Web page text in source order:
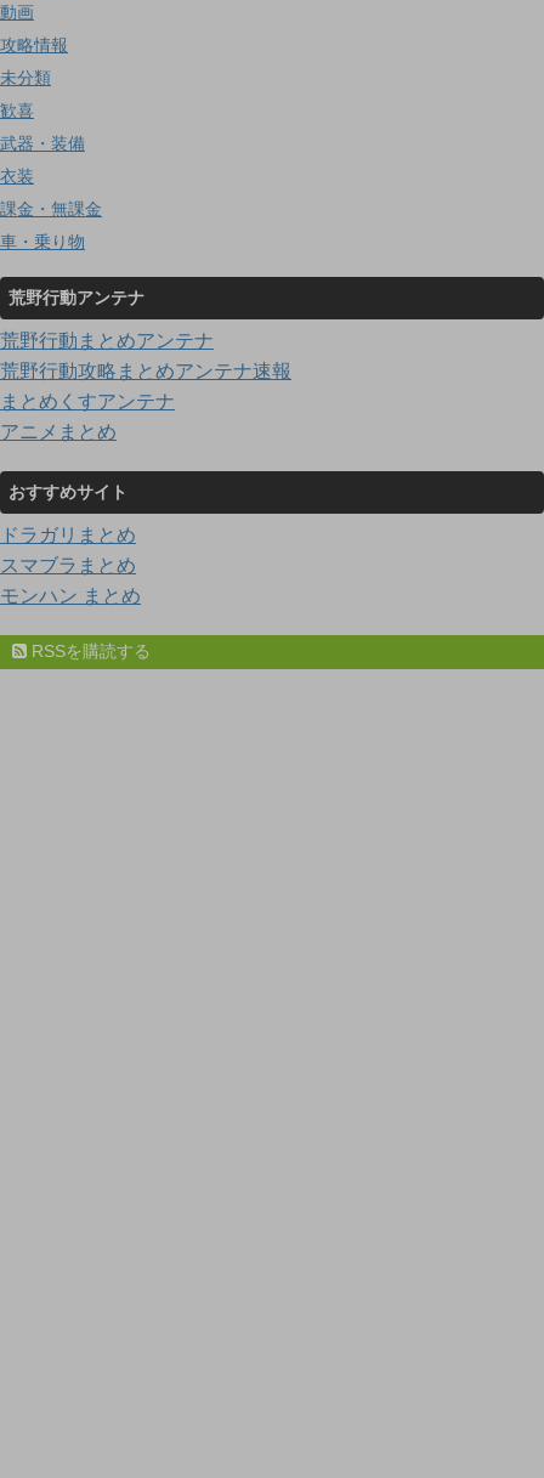
動画
攻略情報
未分類
歓喜
武器・装備
衣装
課金・無課金
車・乗り物
荒野行動アンテナ
荒野行動まとめアンテナ
荒野行動攻略まとめアンテナ速報
まとめくすアンテナ
アニメまとめ
おすすめサイト
ドラガリまとめ
スマブラまとめ
モンハン まとめ
RSSを購読する